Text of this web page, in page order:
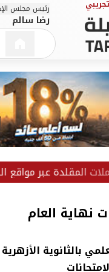
رئيس مجلس
رضا سالم
مواقع التواصل
نهاية العام
بالثانوية